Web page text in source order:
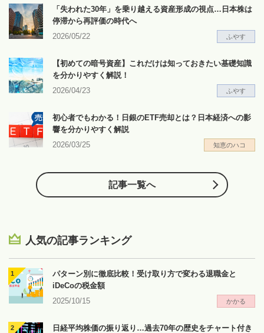
「失われた30年」を乗り越える資産形成の視点…日本株は
停滞から再評価の時代へ
2026/05/22
ふやす
【初めての暗号資産】これだけは知っておきたい基礎知識
を分かりやすく解説！
2026/04/23
ふやす
初心者でもわかる！日銀のETF売却とは？日本経済への影
響を分かりやすく解説
2026/03/25
知恵のハコ
記事一覧へ
人気の記事ランキング
パターン別に徹底比較！受け取り方で変わる退職金と
iDeCoの税金額
2025/10/15
かかる
日経平均株価の振り返り…過去70年の歴史をチャート付き